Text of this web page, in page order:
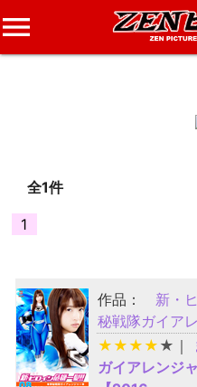
全1件
1
作品： 新・
秘戦隊ガイア
★ ★ ★ ★ ★ ｜
ガイアレンジ